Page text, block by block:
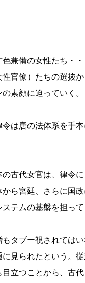
兼備の女性たち・
官僚）たちの選抜
素顔に迫っていく。
は唐の法体系を手
古代女官は、律令
ら宮廷、さらに国政
テムの基盤を担って
タブー視されては
見られたという。
立つことから、古